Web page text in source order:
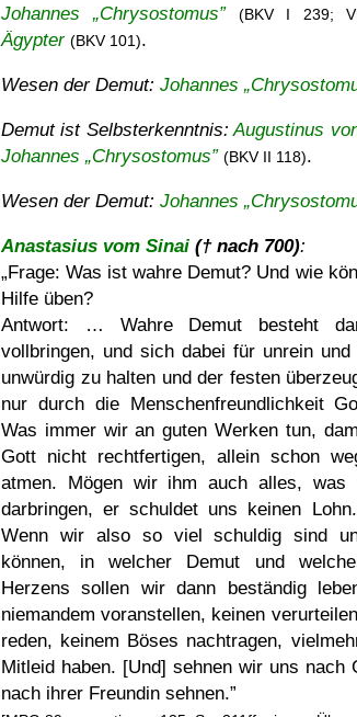
Johannes „Chrysostomus”
(BKV I 239;
Ägypter (BKV 101).
Wesen der Demut: Johannes
Demut ist Selbsterkenntnis:Augustinus
Johannes „Chrysostomus” (BKV II 118).
Wesen der Demut: Johannes
Anastasius vom Sinai († nach 700):
Frage: Was ist wahre Demut? Und wie
Hilfe üben?
Antwort: … Wahre Demut besteht
vollbringen, und sich dabei für unrein
unwürdig zu halten und der festen
nur durch die Menschenfreundlichkeit
Was immer wir an guten Werken tun,
Gott nicht rechtfertigen, allein schon
atmen. Mögen wir ihm auch alles, was
darbringen, er schuldet uns keinen
Wenn wir also so viel schuldig sind
können, in welcher Demut und
Herzens sollen wir dann beständig
niemandem voranstellen, keinen
reden, keinem Böses nachtragen,
Mitleid haben. [Und] sehnen wir uns
nach ihrer Freundin sehnen.